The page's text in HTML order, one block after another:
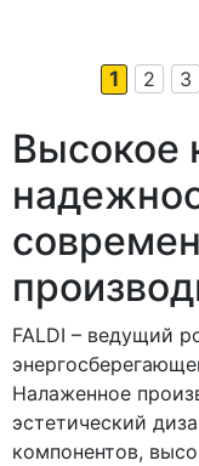
1 2 3
Высокое
FALDI – ведущий
Налаженное
эстетический
компонентов,